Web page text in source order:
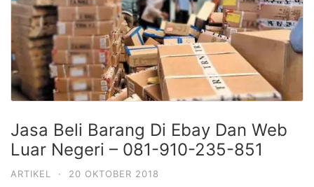
Jasa Beli Barang Di Ebay Dan Web
Luar Negeri – 081-910-235-851
ARTIKEL · 20 OKTOBER 2018